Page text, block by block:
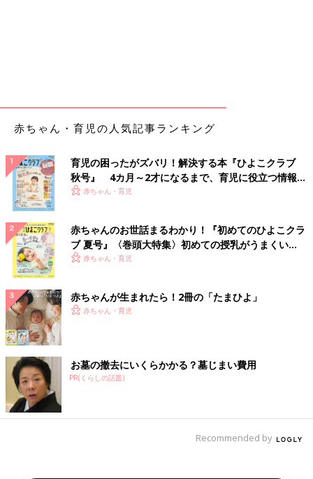
赤ちゃん・育児の人気記事ランキング
育児の困ったがズバリ！解決する本『ひよこクラブ
秋号』 4カ月～2才になるまで、育児に役立つ情報が
いっぱい！
赤ちゃん・育児
赤ちゃんのお世話まるわかり！『初めてのひよこクラ
ブ 夏号』〈巻頭大特集〉初めての授乳がうまくい
く！ おっぱい・ミルクの基本と夏のトラブル 解決テ
赤ちゃん・育児
赤ちゃんが生まれたら！2冊の「たまひよ」
赤ちゃん・育児
お墓の撤去にいくらかかる？墓じまい費用
PR(くらしの話題)
Recommended by